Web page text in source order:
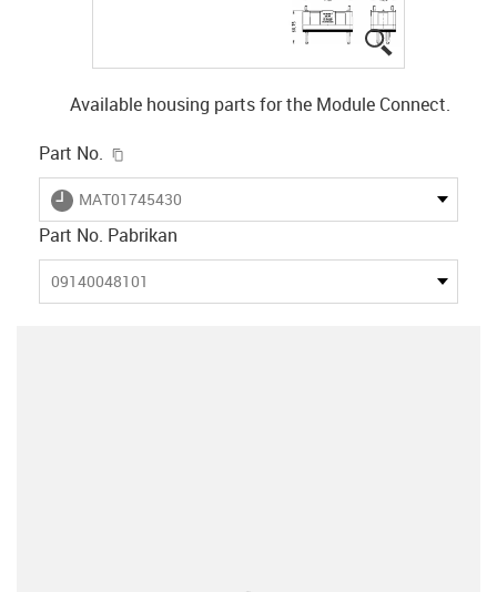
igus-icon-
Available housing parts for the Module Connect.
Part No.
igus-icon-lieferzeit
MAT01745430
Part No. Pabrikan
09140048101